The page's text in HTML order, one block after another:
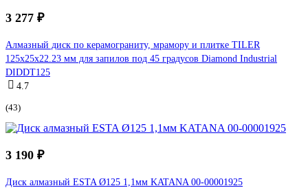
3 277 ₽
Алмазный диск по керамограниту, мрамору и плитке TILER
125x25x22.23 мм для запилов под 45 градусов Diamond Industrial
DIDDT125
4.7
(43)
3 190 ₽
Диск алмазный ESTA Ø125 1,1мм KATANA 00-00001925